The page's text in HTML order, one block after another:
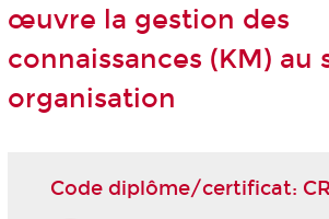
œuvre la gestion des
connaissances (KM) au
organisation
Code diplôme/certificat: